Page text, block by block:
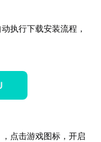
执行下载安装流程，
点击游戏图标，开启